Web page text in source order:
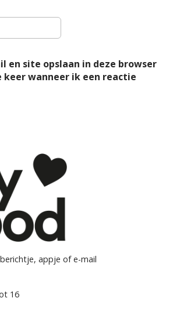
en site opslaan in deze browser
keer wanneer ik een reactie
appje of e-mail
16